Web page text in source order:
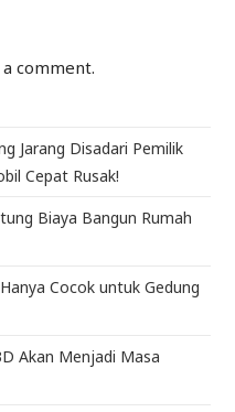
comment.
Jarang Disadari Pemilik
Cepat Rusak!
Biaya Bangun Rumah
Cocok untuk Gedung
Akan Menjadi Masa